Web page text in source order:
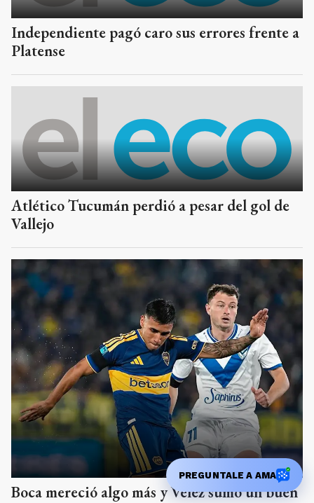
Atlético Tucumán perdió a pesar del gol de
Boca mereció algo más y Vélez sumó un buen
punto
Los Cardos cayó en Mar del
Plata y Los 50 se impuso
frente a Uncas
PREGUNTALE A AMA